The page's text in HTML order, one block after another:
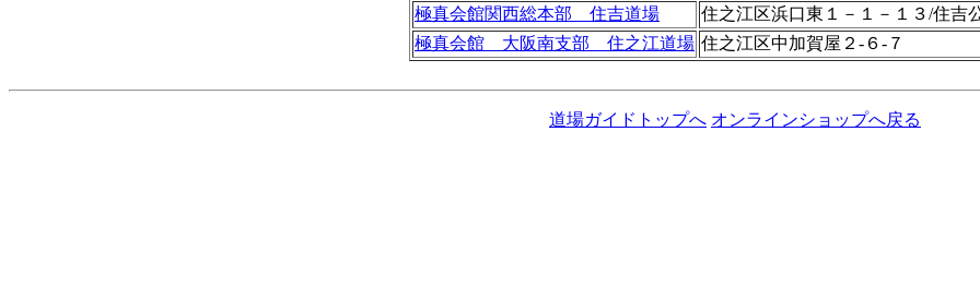
極真会館関西総本部 住吉道場
住之江区浜口東１－１－１３/住吉
極真会館 大阪南支部 住之江道場 住之江区中加賀屋２-６-７
道場ガイドトップへ オンラインショップへ戻る